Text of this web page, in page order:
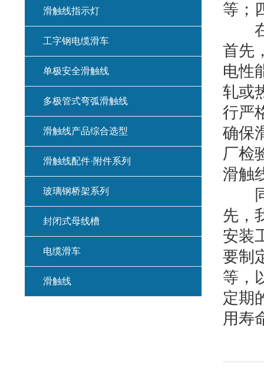
等；
在
首先
电性
轧或
行严
确保
厂检
滑触
同
先，
安装
要制
等，
定期
用寿
滑触线指示灯
工字钢电缆滑车
单极安全滑触线
多极管式弯弧滑触线
滑触线产品综合选型
滑触线配件·附件系列
玻璃钢桥架系列
封闭式母线槽
电缆滑车
滑触线